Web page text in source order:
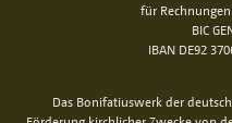
für
BIC
IBAN DE92
Das Bonifatiuswerk der